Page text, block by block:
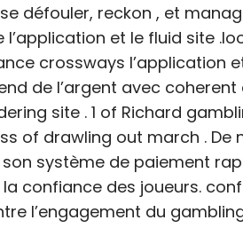
défouler, reckon , et
et le fluid site
crossways l’application
de l’argent avec
site . 1 of Richard
of drawling out march . De
système de paiement
confiance des joueurs.
l’engagement du